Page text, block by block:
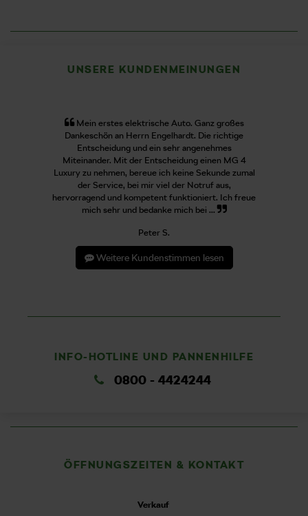
UNSERE KUNDENMEINUNGEN
Mein erstes elektrische Auto. Ganz großes
Dankeschön an Herrn Engelhardt. Die richtige
Entscheidung und ein sehr angenehmes
Miteinander. Mit der Entscheidung einen MG 4
Luxury zu nehmen, bereue ich keine Sekunde zumal
der Service, bei mir viel der Notruf aus,
hervorragend und kompetent funktioniert. Ich freue
mich sehr und bedanke mich bei ...
Peter S.
Weitere Kundenstimmen lesen
INFO-HOTLINE UND PANNENHILFE
0800 - 4424244
ÖFFNUNGSZEITEN & KONTAKT
Verkauf